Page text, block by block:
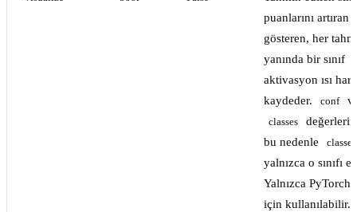
puanlarını artıran
gösteren, her
yanında bir sınıf
aktivasyon ısı
kaydeder.
conf
classes
bu nedenle
yalnızca o sınıfı
Yalnızca PyTorch
için kullanılabilir.